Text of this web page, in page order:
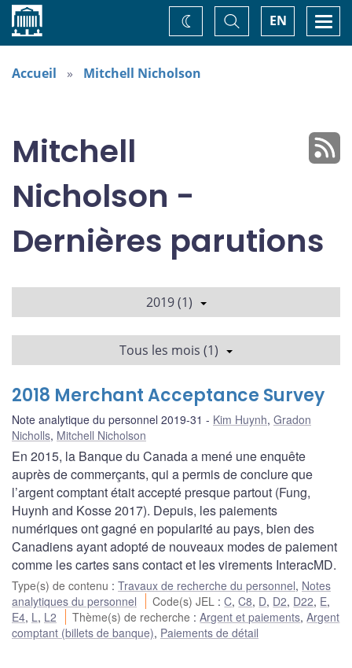
Accueil EN
Basculer
la
recherche
Changez
de
Accueil Mitchell Nicholson
Mitchell
Nicholson -
Dernières parutions
2019 (1)
Tous les mois (1)
2018 Merchant Acceptance Survey
Note analytique du personnel 2019-31 Kim Huynh, Gradon
Nicholls, Mitchell Nicholson
En 2015, la Banque du Canada a mené une enquête
auprès de commerçants, qui a permis de conclure que
l’argent comptant était accepté presque partout (Fung,
Huynh and Kosse 2017). Depuis, les paiements
numériques ont gagné en popularité au pays, bien des
Canadiens ayant adopté de nouveaux modes de paiement
comme les cartes sans contact et les virements InteracMD.
Type(s) de contenu : Travaux de recherche du personnel, Notes
analytiques du personnel
Code(s) JEL :C,C8, D, D2, D22, E,
E4, L , L2 Thème(s) de recherche :Argent et paiements,Argent
comptant (billets de banque), Paiements de détail